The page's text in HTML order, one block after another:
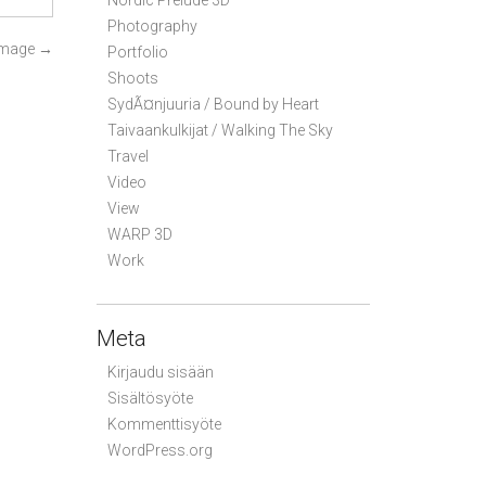
→
Photography
Portfolio
Shoots
SydÃ¤njuuria / Bound by Heart
Taivaankulkijat / Walking The Sky
Travel
Video
View
WARP 3D
Work
Meta
Kirjaudu sisään
Sisältösyöte
Kommenttisyöte
WordPress.org